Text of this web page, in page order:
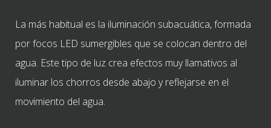
La más habitual es la iluminación subacuática, formada
por focos LED sumergibles que se colocan dentro del
agua. Este tipo de luz crea efectos muy llamativos al
iluminar los chorros desde abajo y reflejarse en el
movimiento del agua.